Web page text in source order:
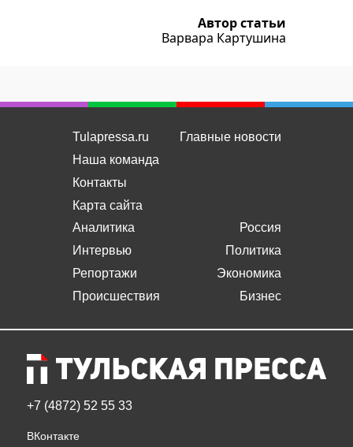
Автор статьи
Варвара Картушина
Tulapressa.ru
Наша команда
Контакты
Карта сайта
Главные новости
Аналитика
Интервью
Репортажи
Происшествия
Россия
Политика
Экономика
Бизнес
+7 (4872) 52 55 33
ВКонтакте